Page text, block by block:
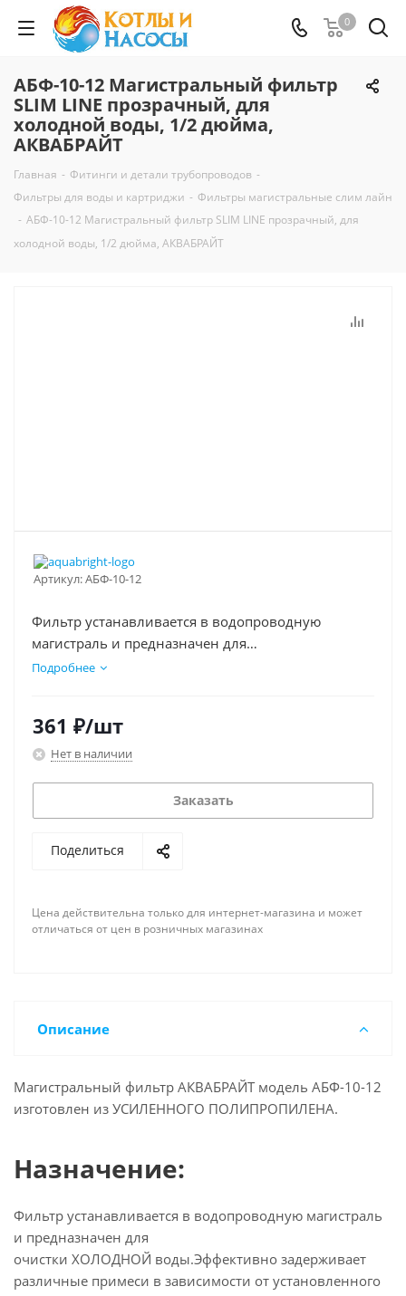
0
АБФ-10-12 Магистральный фильтр
SLIM LINE прозрачный, для
холодной воды, 1/2 дюйма,
АКВАБРАЙТ
Главная - Фитинги и детали трубопроводов -
Фильтры для воды и картриджи - Фильтры магистральные слим лайн
- АБФ-10-12 Магистральный фильтр SLIM LINE прозрачный, для
холодной воды, 1/2 дюйма, АКВАБРАЙТ
Артикул:АБФ-10-12
Фильтр устанавливается в водопроводную
магистраль и предназначен для
очистки ХОЛОДНОЙ воды.Эффективно
предварительной очистки воды.
Подробнее
361 ₽/шт
Нет в наличии
Заказать
Поделиться
Цена действительна только для интернет-магазина и может
отличаться от цен в розничных магазинах
Описание
Магистральный фильтр АКВАБРАЙТ модель АБФ-10-12
изготовлен из УСИЛЕННОГО ПОЛИПРОПИЛЕНА.
Назначение:
Фильтр устанавливается в водопроводную магистраль
и предназначен для
очистки ХОЛОДНОЙ воды.Эффективно задерживает
различные примеси в зависимости от установленного